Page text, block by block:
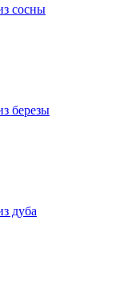
сосны
березы
дуба